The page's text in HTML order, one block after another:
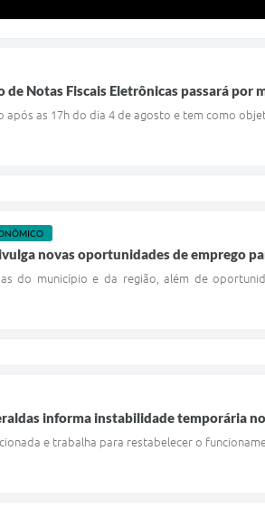
de Notas Fiscais Eletrônicas passará
após as 17h do dia 4 de agosto e tem como
novas oportunidades de emprego
do município e da região, além de
informa instabilidade temporária
e trabalha para restabelecer o